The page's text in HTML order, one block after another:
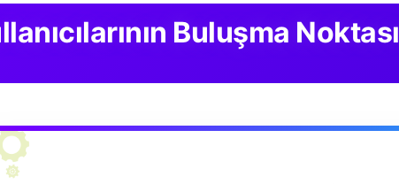
Buluşma Noktası